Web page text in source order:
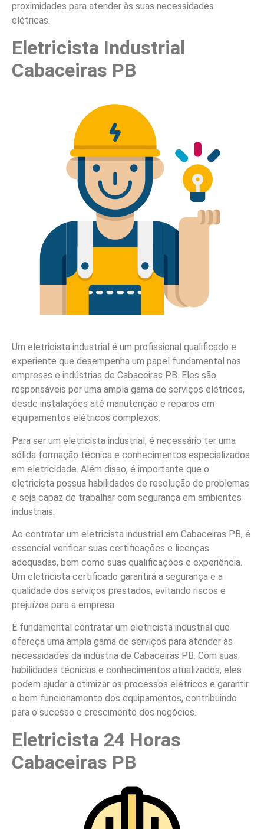
proximidades para atender às suas necessidades
elétricas.
Eletricista Industrial
Cabaceiras PB
Um eletricista industrial é um profissional qualificado e
experiente que desempenha um papel fundamental nas
empresas e indústrias de Cabaceiras PB. Eles são
responsáveis por uma ampla gama de serviços elétricos,
desde instalações até manutenção e reparos em
equipamentos elétricos complexos.
Para ser um eletricista industrial, é necessário ter uma
sólida formação técnica e conhecimentos especializados
em eletricidade. Além disso, é importante que o
eletricista possua habilidades de resolução de problemas
e seja capaz de trabalhar com segurança em ambientes
industriais.
Ao contratar um eletricista industrial em Cabaceiras PB, é
essencial verificar suas certificações e licenças
adequadas, bem como suas qualificações e experiência.
Um eletricista certificado garantirá a segurança e a
qualidade dos serviços prestados, evitando riscos e
prejuízos para a empresa.
É fundamental contratar um eletricista industrial que
ofereça uma ampla gama de serviços para atender às
necessidades da indústria de Cabaceiras PB. Com suas
habilidades técnicas e conhecimentos atualizados, eles
podem ajudar a otimizar os processos elétricos e garantir
o bom funcionamento dos equipamentos, contribuindo
para o sucesso e crescimento dos negócios.
Eletricista 24 Horas
Cabaceiras PB